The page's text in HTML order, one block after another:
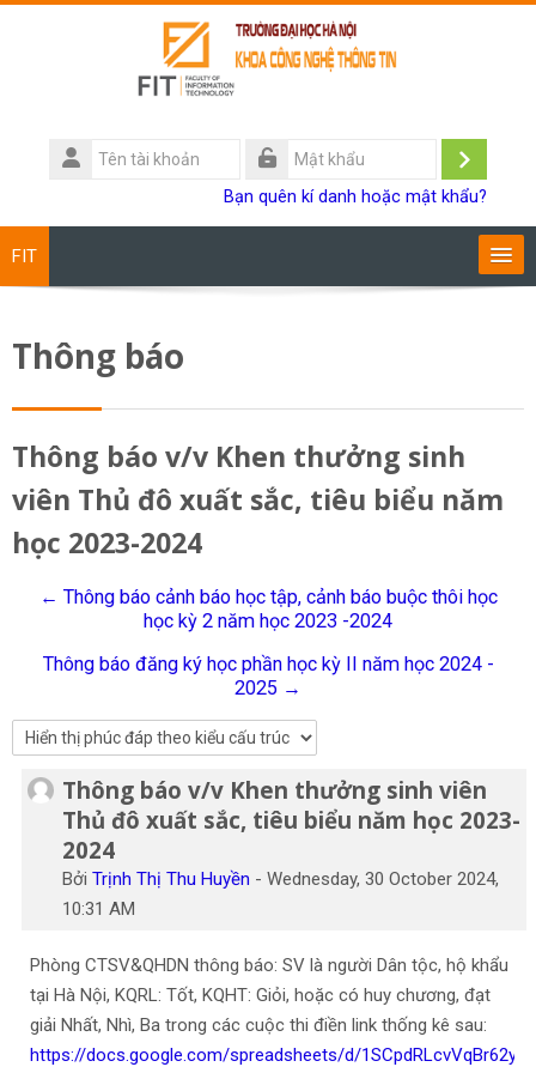
Tên
tài
Đăng
Bạn quên kí danh hoặc mật khẩu?
FIT
Giảng viên
Sinh viên
Research
Tiếng Việt
Tìm
kiếm
khoá
học
Thông báo
Thông báo v/v Khen thưởng sinh
viên Thủ đô xuất sắc, tiêu biểu năm
học 2023-2024
← Thông báo cảnh báo học tập, cảnh báo buộc thôi học
học kỳ 2 năm học 2023 -2024
Thông báo đăng ký học phần học kỳ II năm học 2024 -
2025 →
Thông báo v/v Khen thưởng sinh viên
Thủ đô xuất sắc, tiêu biểu năm học 2023-
2024
Bởi Trịnh Thị Thu Huyền - Wednesday, 30 October 2024,
10:31 AM
Số lượng các câu trả lời: 0
Phòng CTSV&QHDN thông báo: SV là người Dân tộc, hộ khẩu
tại Hà Nội, KQRL: Tốt, KQHT: Giỏi, hoặc có huy chương, đạt
giải Nhất, Nhì, Ba trong các cuộc thi điền link thống kê sau:
https://docs.google.com/spreadsheets/d/